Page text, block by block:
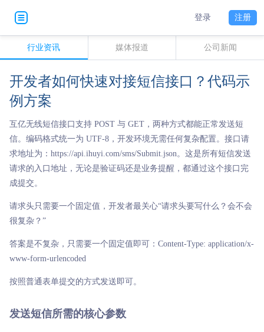
登录 注册
行业资讯 媒体报道 公司新闻
开发者如何快速对接短信接口？代码示
例方案
互亿无线短信接口支持 POST 与 GET，两种方式都能正常发送短
信。编码格式统一为 UTF-8，开发环境无需任何复杂配置。接口请
求地址为：https://api.ihuyi.com/sms/Submit.json。这是所有短信发送
请求的入口地址，无论是验证码还是业务提醒，都通过这个接口完
成提交。
请求头只需要一个固定值，开发者最关心“请求头要写什么？会不会
很复杂？”
答案是不复杂，只需要一个固定值即可：Content-Type: application/x-
www-form-urlencoded
按照普通表单提交的方式发送即可。
发送短信所需的核心参数